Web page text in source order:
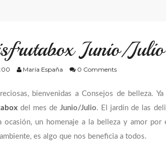
Junio/
María España 0 Comments
bienvenidas a Consejos de belleza.
del mes deJunio/Julio. El jardín de las
ocasión, un homenaje a la belleza y amor por
es algo que nos beneficia a todos.